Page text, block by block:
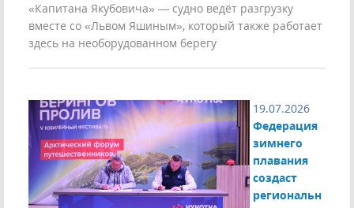
«Капитана Якубовича» — судно ведёт разгрузку
вместе со «Львом Яшиным», который также работает
здесь на необорудованном берегу
19.07.2026
Федерация
зимнего
плавания
создаст
региональн